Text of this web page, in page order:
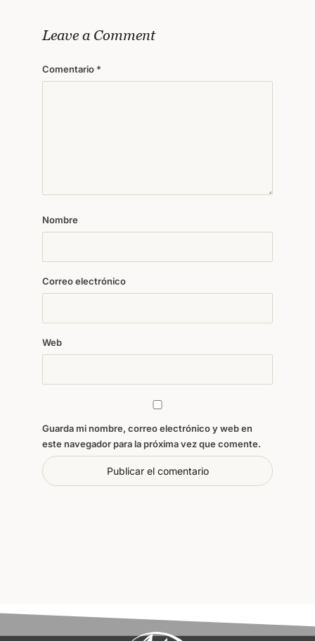
Leave a Comment
Comentario *
Nombre
Correo electrónico
Web
Guarda mi nombre, correo electrónico y web en
este navegador para la próxima vez que comente.